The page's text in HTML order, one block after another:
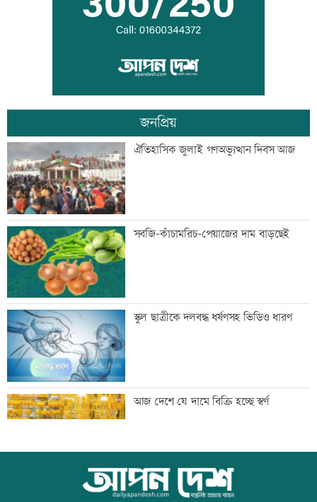
সুনীল গঙ্গোপাধ্যায়ের কবিতা ‘কেউ কথা
রাখেনি’
অপরাধ প্রতিরোধে সবাইকে সচেতন থাকার
আহবান প্রশাসনের
ব্যতিক্রমী দৃষ্টান্ত স্থাপন করলেন প্রতিমন্ত্রী
সুলতান সালাউদ্দিন
‘বিশ্বাস করতে চাই তিনি ডিসেম্বরে ফিরে
আইনের মুখোমুখি হবেন’
জাপানে টাইফুন ‘ডলফিনে’র তাণ্ডবে ৫০০
ফ্লাইট বাতিল
প্রস্তুতি ম্যাচে তাইজুলের চোট
জনপ্রিয়
ঐতিহাসিক জুলাই গণঅভ্যুত্থান দিবস আজ
সবজি-কাঁচামরিচ-পেয়াজের দাম বাড়ছেই
স্কুল ছাত্রীকে দলবদ্ধ ধর্ষণসহ ভিডিও ধারণ
আজ দেশে যে দামে বিক্রি হচ্ছে স্বর্ণ
আজ বিশ্ব বন্ধু দিবস